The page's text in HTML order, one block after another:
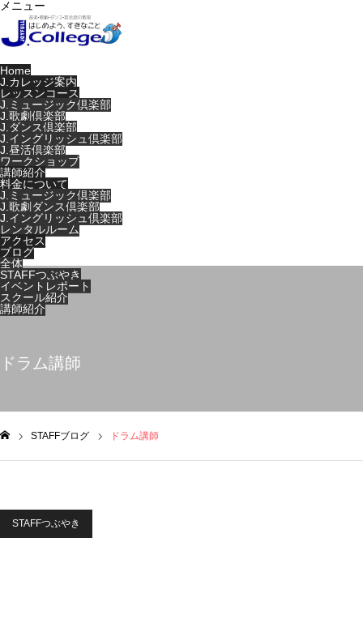
メニュー
Home
J.カレッジ案内
レッスンコース
J.ミュージック倶楽部
J.歌劇倶楽部
J.ダンス倶楽部
J.イングリッシュ倶楽部
J.昼活倶楽部
ワークショップ
講師紹介
料金について
J.ミュージック倶楽部
J.歌劇ダンス倶楽部
J.イングリッシュ倶楽部
レンタルルーム
アクセス
ブログ
全体
STAFFつぶやき
イベントレポート
スクール紹介
講師紹介
ドラム講師
STAFFブログ ドラム講師
STAFFつぶやき